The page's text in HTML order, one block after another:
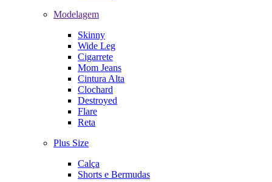
Modelagem
Skinny
Wide Leg
Cigarrete
Mom Jeans
Cintura Alta
Clochard
Destroyed
Flare
Reta
Plus Size
Calça
Shorts e Bermudas